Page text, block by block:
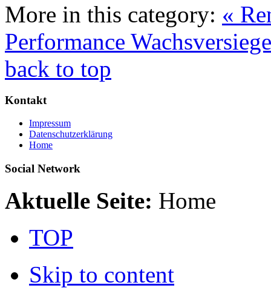
More in this category: «
Performance
back to top
Kontakt
Impressum
Datenschutzerklärung
Home
Social Network
Aktuelle Seite: Home
TOP
Skip to content